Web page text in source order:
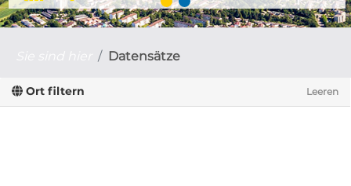
Datensätze
Ort filtern Leeren